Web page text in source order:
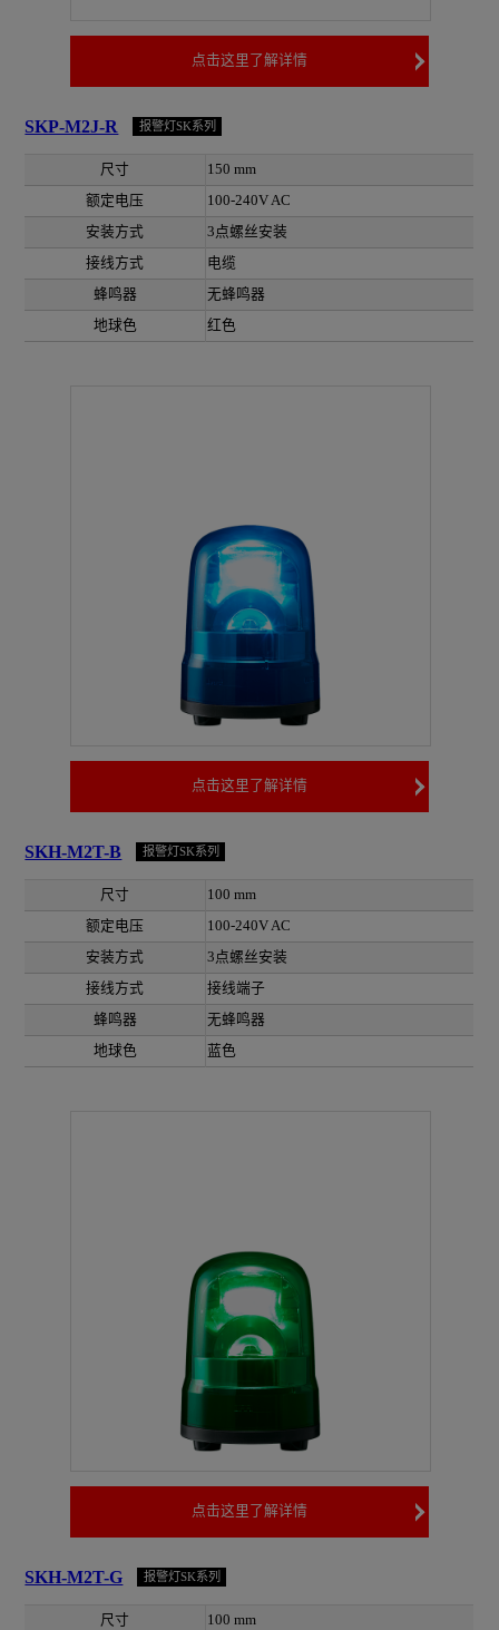
点击这里了解详情
SKP-M2J-R 报警灯SK系列
尺寸
150 mm
额定电压
100-240V AC
安装方式
3点螺丝安装
接线方式
电缆
蜂鸣器
无蜂鸣器
地球色
红色
点击这里了解详情
SKH-M2T-B 报警灯SK系列
尺寸
100 mm
额定电压
100-240V AC
安装方式
3点螺丝安装
接线方式
接线端子
蜂鸣器
无蜂鸣器
地球色
蓝色
点击这里了解详情
SKH-M2T-G 报警灯SK系列
尺寸
100 mm